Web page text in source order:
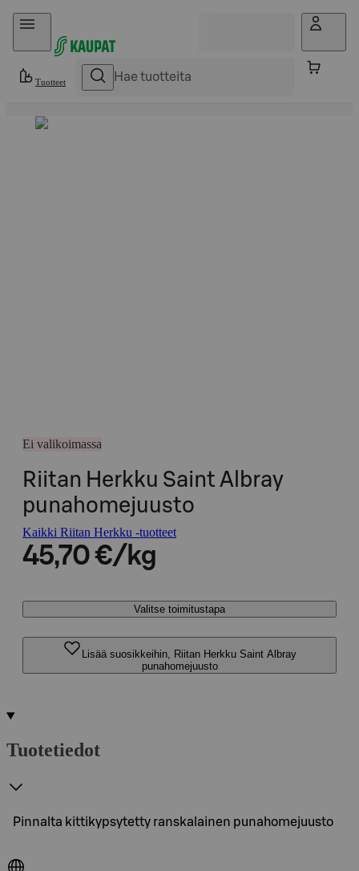
Hyppää sisältöön
Tuotteet
Ei valikoimassa
Riitan Herkku Saint Albray
punahomejuusto
Kaikki Riitan Herkku -tuotteet
45,70 €/kg
Valitse toimitustapa
Lisää suosikkeihin, Riitan Herkku Saint Albray
punahomejuusto
Tuotetiedot
Pinnalta kittikypsytetty ranskalainen punahomejuusto